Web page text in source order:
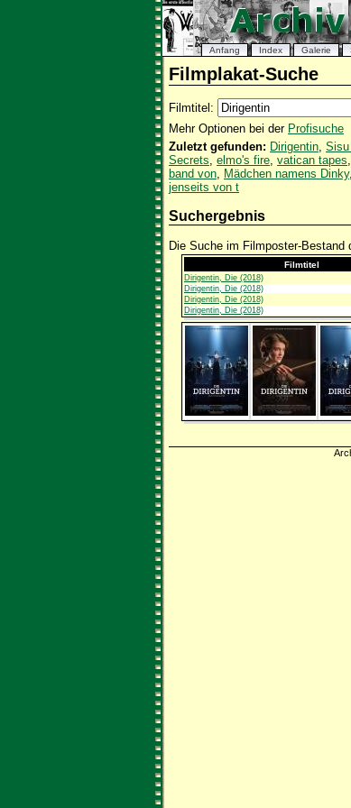
Anfang Index Galerie
Filmplakat-Suche
Filmtitel:
Mehr Optionen bei der Profisuche
Zuletzt gefunden: Dirigentin,
Secrets, elmo's fire, vatican tapes,
band von, Mädchen namens Dinky,
jenseits von t
Suchergebnis
Die Suche im Filmposter-Bestand
Filmtitel
Dirigentin, Die (2018)
Dirigentin, Die (2018)
Dirigentin, Die (2018)
Dirigentin, Die (2018)